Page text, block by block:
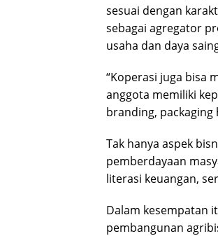
sesuai dengan
sebagai agregator
usaha dan daya
“Koperasi juga bisa
anggota memiliki
branding, packaging
Tak hanya aspek
pemberdayaan
literasi keuangan,
Dalam kesempatan
pembangunan